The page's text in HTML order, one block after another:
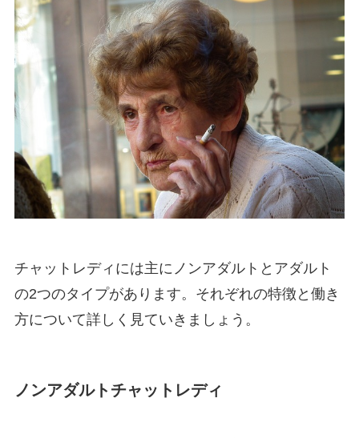
チャットレディには主にノンアダルトとアダルト
の2つのタイプがあります。それぞれの特徴と働き
方について詳しく見ていきましょう。
ノンアダルトチャットレディ